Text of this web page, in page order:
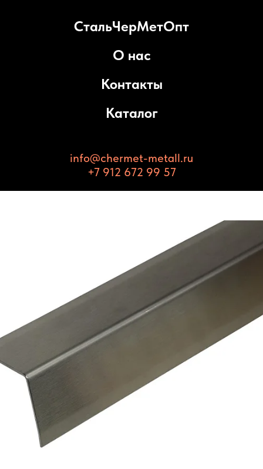
СтальЧерМетОпт
О нас
Контакты
Каталог
info@chermet-metall.ru
+7 912 672 99 57